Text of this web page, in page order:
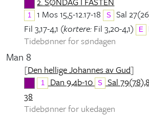
1 1 Mos 15,5-12.17-18 S Sal
Fil 3,17-4,1 (kortere: Fil 3,20-4,1) E
Tidebønner for søndagen
Man 8
[Den hellige Johannes av Gud]
1 Dan 9,4b-10 S Sal
38
Tidebønner for ukedagen